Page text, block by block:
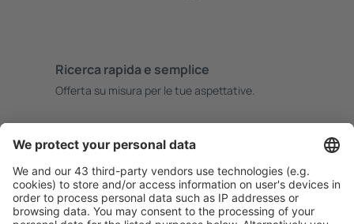
Ricerca rapida e semplice
Offerta su misura per le tue aspettative.
Pianifica in sicurezza
cancellazione gratuita.
Risparmia di più